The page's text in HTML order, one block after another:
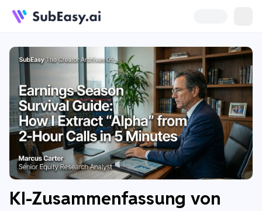
KI-Zusammenfassung von